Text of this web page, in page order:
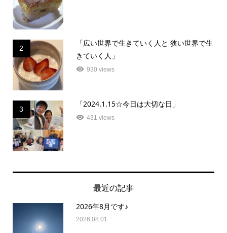
2
「広い世界で生きていく人と 狭い世界で生
きていく人」
930 views
3
「2024.1.15☆今日は大切な日」
431 views
最近の記事
2026年8月です♪
2026.08.01